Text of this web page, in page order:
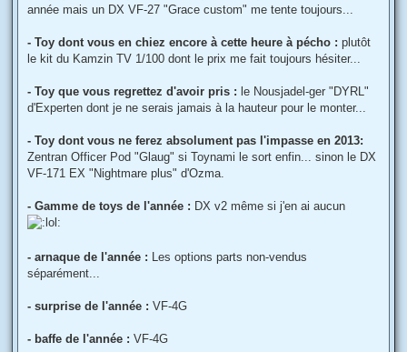
année mais un DX VF-27 "Grace custom" me tente toujours...
- Toy dont vous en chiez encore à cette heure à pécho : plutôt
le kit du Kamzin TV 1/100 dont le prix me fait toujours hésiter...
- Toy que vous regrettez d'avoir pris : le Nousjadel-ger "DYRL"
d'Experten dont je ne serais jamais à la hauteur pour le monter...
- Toy dont vous ne ferez absolument pas l'impasse en 2013:
Zentran Officer Pod "Glaug" si Toynami le sort enfin... sinon le DX
VF-171 EX "Nightmare plus" d'Ozma.
- Gamme de toys de l'année : DX v2 même si j'en ai aucun
- arnaque de l'année : Les options parts non-vendus
séparément...
- surprise de l'année : VF-4G
- baffe de l'année : VF-4G